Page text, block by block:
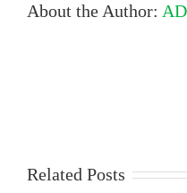
About the Author:
Related Posts